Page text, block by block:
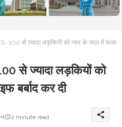
100 से ज्यादा लड़कियों को प्यार के जाल में फंसा
से ज्यादा लड़कियों को
बर्बाद कर दी
2 minute read share